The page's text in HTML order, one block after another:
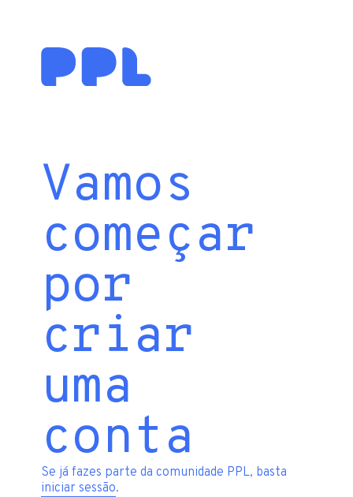
Vamos
começar
por
criar
uma
conta
Se já fazes parte da comunidade PPL, basta
iniciar sessão.